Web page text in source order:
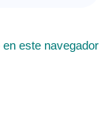
este navegador